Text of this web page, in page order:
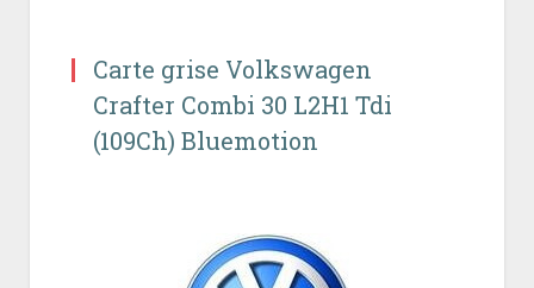
Carte grise Volkswagen
Crafter Combi 30 L2H1 Tdi
(109Ch) Bluemotion